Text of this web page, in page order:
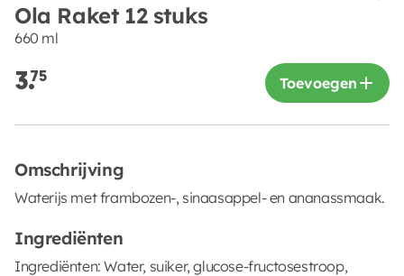
Ola Raket 12 stuks
660 ml
3.75 Toevoegen
Omschrijving
Waterijs met frambozen-, sinaasappel- en ananassmaak.
Ingrediënten
Ingrediënten: Water, suiker, glucose-fructosestroop,